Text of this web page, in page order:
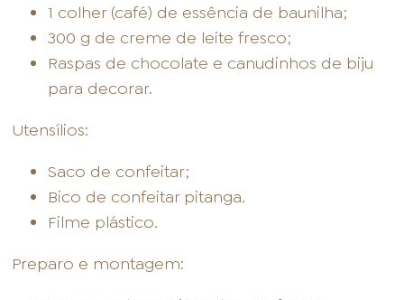
1 colher (café) de essência de baunilha;
300 g de creme de leite fresco;
Raspas de chocolate e canudinhos de biju
para decorar.
Utensílios:
Saco de confeitar;
Bico de confeitar pitanga.
Filme plástico.
Preparo e montagem: